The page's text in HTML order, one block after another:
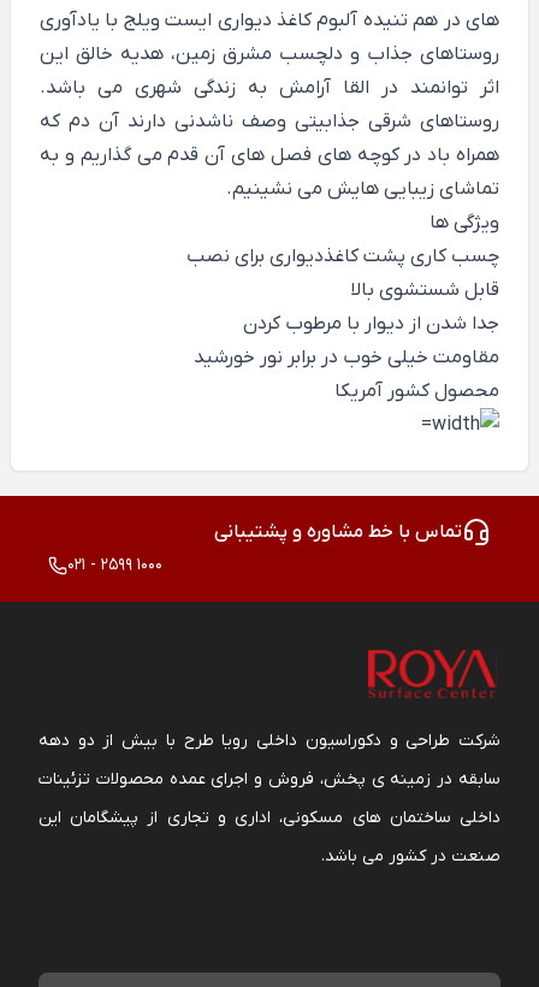
های در هم تنیده آلبوم کاغذ دیواری ایست ویلج با یادآوری
روستاهای جذاب و دلچسب مشرق زمین، هدیه خالق این
اثر توانمند در القا آرامش به زندگی شهری می باشد.
روستاهای شرقی جذابیتی وصف ناشدنی دارند آن دم که
همراه باد در کوچه های فصل های آن قدم می گذاریم و به
تماشای زیبایی هایش می نشینیم.
ویژگی ها
چسب کاری پشت کاغذدیواری برای نصب
قابل شستشوی بالا
جدا شدن از دیوار با مرطوب کردن
مقاومت خیلی خوب در برابر نور خورشید
محصول کشور آمریکا
تماس با خط مشاوره و پشتیبانی
021 - 2599 1000
شرکت طراحی و دکوراسیون داخلی رویا طرح با بیش از دو دهه
سابقه در زمینه ی پخش، فروش و اجرای عمده محصولات تزئینات
داخلی ساختمان های مسکونی، اداری و تجاری از پیشگامان این
صنعت در کشور می باشد.